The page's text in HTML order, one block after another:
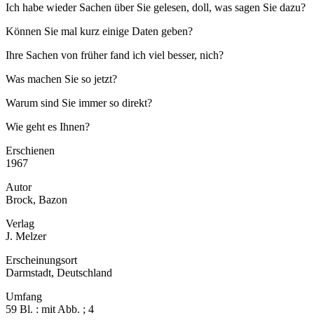
Ich habe wieder Sachen über Sie gelesen, doll, was sagen Sie dazu?
Können Sie mal kurz einige Daten geben?
Ihre Sachen von früher fand ich viel besser, nich?
Was machen Sie so jetzt?
Warum sind Sie immer so direkt?
Wie geht es Ihnen?
Erschienen
1967
Autor
Brock, Bazon
Verlag
J. Melzer
Erscheinungsort
Darmstadt, Deutschland
Umfang
59 Bl. : mit Abb. ; 4